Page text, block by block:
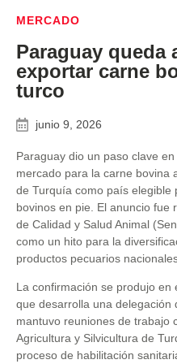
MERCADO
Paraguay queda
exportar carne
turco
junio 9, 2026
Paraguay dio un paso clave
mercado para la carne bovina
de Turquía como país elegible
bovinos en pie. El anuncio fue
de Calidad y Salud Animal
como un hito para la
productos pecuarios
La confirmación se produjo
que desarrolla una delegación
mantuvo reuniones de trabajo
Agricultura y Silvicultura de
proceso de habilitación